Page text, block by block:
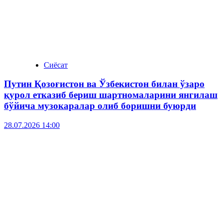
Сиёсат
Путин Қозоғистон ва Ўзбекистон билан ўзаро
қурол етказиб бериш шартномаларини янгилаш
бўйича музокаралар олиб боришни буюрди
28.07.2026 14:00